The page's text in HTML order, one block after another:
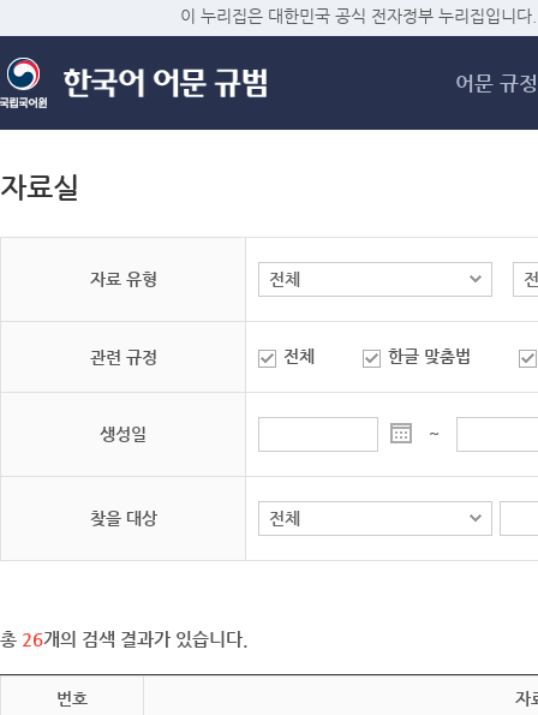
메
이 누리집은 대한민국 공식 전자정부 누리집입니다.
어문 규정
자료실
자료 유형
관련 규정 전체 한글 맞춤법
생성일 ~
찾을 대상
총 26개의 검색 결과가 있습니다.
번호 자